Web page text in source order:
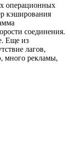
операционных
кэширования
соединения.
Еще из
лагов,
много рекламы,